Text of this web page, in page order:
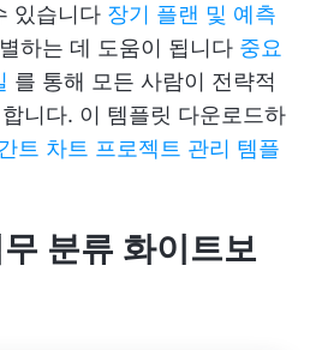
있습니다 장기 플랜 및 예측
하는 데 도움이 됩니다 중요
를 통해 모든 사람이 전략적
니다. 이 템플릿 다운로드하
트 차트 프로젝트 관리 템플
분류 화이트보